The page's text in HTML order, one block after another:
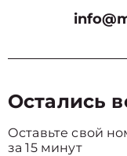
Остались
Оставьте свой
за 15 минут